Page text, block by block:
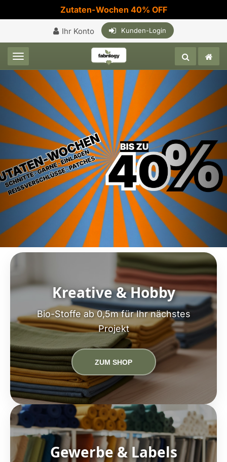
Zutaten-Wochen 40% OFF
Ihr Konto Kunden-Login
Toggle navigation
Kreative & Hobby
Bio-Stoffe ab 0,5m für Ihr nächstes
Projekt
ZUM SHOP
Gewerbe & Labels